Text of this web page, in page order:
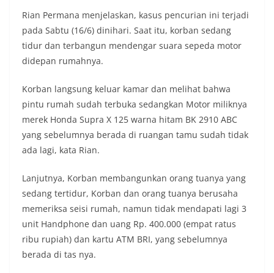
awal terkait situasi sosial, potensi kerawanan,
maupun hal-hal yang dapat mengganggu
kondusivitas wilayah, khususnya menjelang
perayaan HUT Kemerdekaan RI yang biasanya
diwarnai dengan berbagai kegiatan dan
diharapkan potensi gangguan keamanan dapat
diantisipasi sejak awal sehingga situasi di
Kelurahan Sunggal tetap terjaga aman, tertib,
dan kondusif hingga puncak perayaan HUT
Kemerdekaan RI berlangsung.‎‎Wujud Kedekatan
Polri dengan Masyarakat‎Kegiatan sambang Door
to Door System ini merupakan salah satu bentuk
mengedepankan kehadiran dan kedekatan
personel Kepolisian dengan masyarakat. Melalui
kegiatan semacam ini, Bhabinkamtibmas tidak
hanya berperan sebagai penyampai informasi
dan imbauan, tetapi juga sebagai mitra
masyarakat dalam menjaga keamanan lingkungan
secara bersama-sama.‎‎Kehadiran
Rian Permana menjelaskan, kasus pencurian ini terjadi
pada Sabtu (16/6) dinihari. Saat itu, korban sedang
tidur dan terbangun mendengar suara sepeda motor
didepan rumahnya.
Korban langsung keluar kamar dan melihat bahwa
pintu rumah sudah terbuka sedangkan Motor miliknya
merek Honda Supra X 125 warna hitam BK 2910 ABC
yang sebelumnya berada di ruangan tamu sudah tidak
ada lagi, kata Rian.
Lanjutnya, Korban membangunkan orang tuanya yang
sedang tertidur, Korban dan orang tuanya berusaha
memeriksa seisi rumah, namun tidak mendapati lagi 3
unit Handphone dan uang Rp. 400.000 (empat ratus
ribu rupiah) dan kartu ATM BRI, yang sebelumnya
berada di tas nya.